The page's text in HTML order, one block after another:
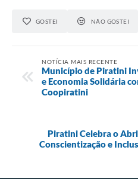
GOSTEI NÃO GOSTEI
NOTÍCIA MAIS RECENTE
Município de Piratini
e Economia Solidária
Coopiratini
Piratini Celebra o
Conscientização e